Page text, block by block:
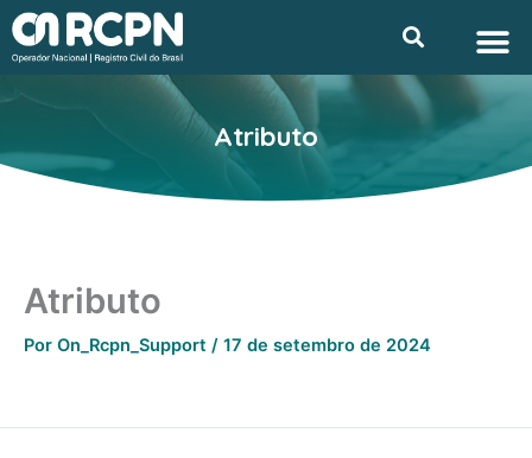
para
conteúdo
Atributo
Atributo
Por On_Rcpn_Support / 17 de setembro de 2024